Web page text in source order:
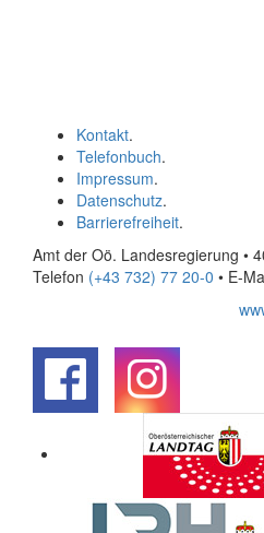
Kontakt.
Telefonbuch.
Impressum.
Datenschutz.
Barrierefreiheit.
Amt der Oö. Landesregierung •
Telefon (+43 732) 77 20-0 • E-